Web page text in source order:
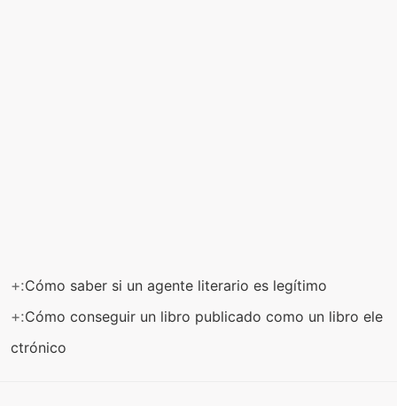
+:Cómo saber si un agente literario es legítimo
+:Cómo conseguir un libro publicado como un libro ele
ctrónico